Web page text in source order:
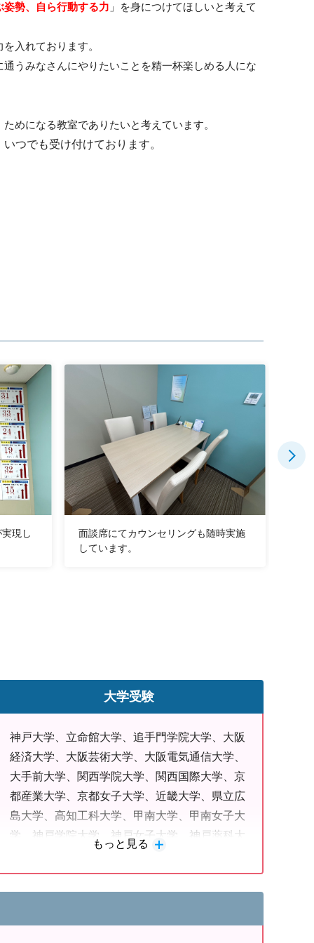
姿勢、自ら行動する力 」を身につけてほしいと考えて
入れております。
うみなさんにやりたいことを精一杯楽しめる人にな
めになる教室でありたいと考えています。
つでも受け付けております。
現し
面談席にてカウンセリングも随時実施
しています。
大学受験
神戸大学、立命館大学、追手門学院大学、大阪
経済大学、大阪芸術大学、大阪電気通信大学、
大手前大学、関西学院大学、関西国際大学、京
都産業大学、京都女子大学、近畿大学、県立広
島大学、高知工科大学、甲南大学、甲南女子大
学、神戸学院大学、神戸女子大学、神戸薬科大
早稲田大学
もっと見る